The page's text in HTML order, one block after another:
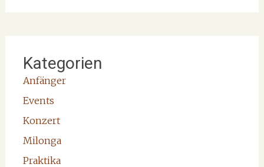
Kategorien
Anfänger
Events
Konzert
Milonga
Praktika